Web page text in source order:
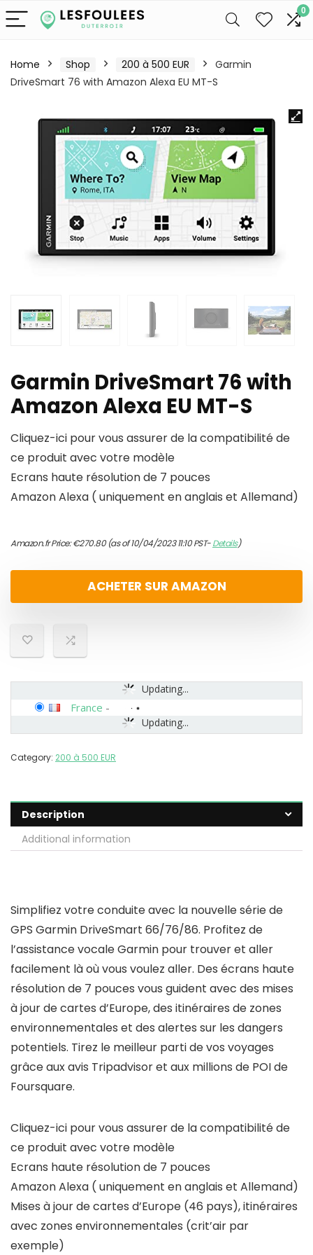
0
Home Shop 200 à 500 EUR
Garmin
DriveSmart 76 with Amazon Alexa EU MT-S
Garmin DriveSmart 76 with
Amazon Alexa EU MT-S
Cliquez-ici pour vous assurer de la compatibilité de
ce produit avec votre modèle
Ecrans haute résolution de 7 pouces
Amazon Alexa ( uniquement en anglais et Allemand)
Amazon.fr Price:€270.80(as of 10/04/2023 11:10 PST-Details)
ACHETER SUR AMAZON
Updating...
Updating...
France -
Category: 200 à 500 EUR
Description
Additional information
Simplifiez votre conduite avec la nouvelle série de
GPS Garmin DriveSmart 66/76/86. Profitez de
l’assistance vocale Garmin pour trouver et aller
facilement là où vous voulez aller. Des écrans haute
résolution de 7 pouces vous guident avec des mises
à jour de cartes d’Europe, des itinéraires de zones
environnementales et des alertes sur les dangers
potentiels. Tirez le meilleur parti de vos voyages
grâce aux avis Tripadvisor et aux millions de POI de
Foursquare.
Cliquez-ici pour vous assurer de la compatibilité de
ce produit avec votre modèle
Ecrans haute résolution de 7 pouces
Amazon Alexa ( uniquement en anglais et Allemand)
Mises à jour de cartes d’Europe (46 pays), itinéraires
avec zones environnementales (crit’air par
exemple)